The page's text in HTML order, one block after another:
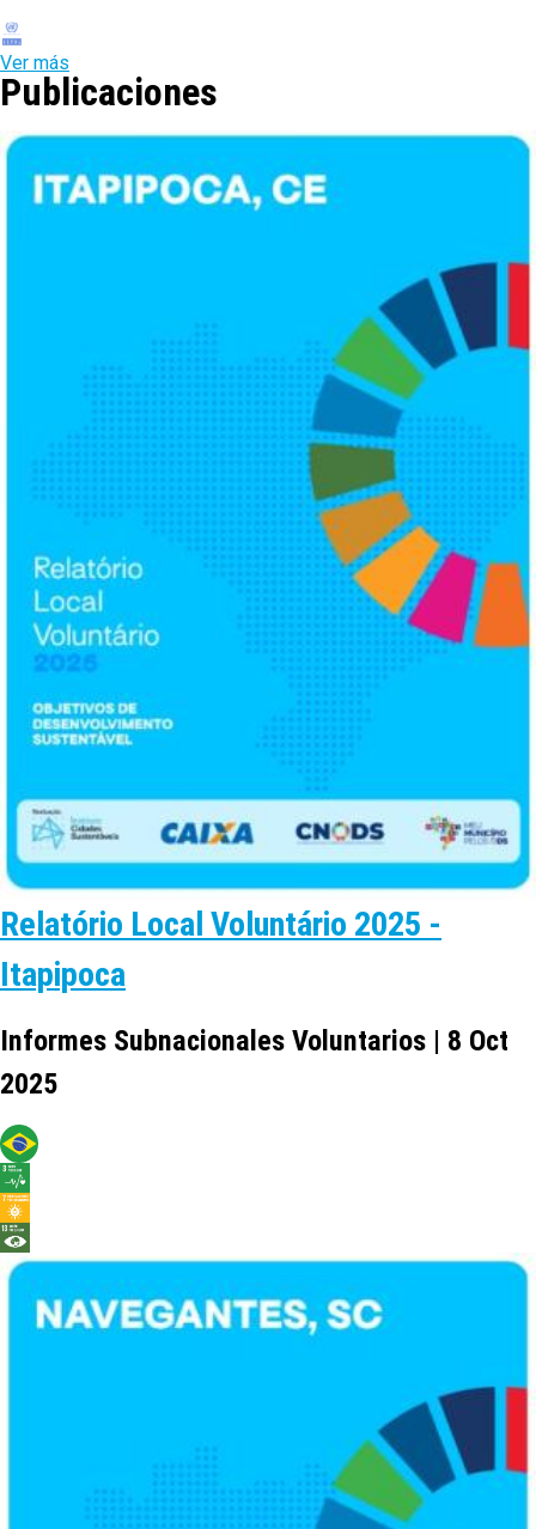
Ver más
Publicaciones
Relatório Local Voluntário 2025 -
Itapipoca
Informes Subnacionales Voluntarios | 8 Oct
2025